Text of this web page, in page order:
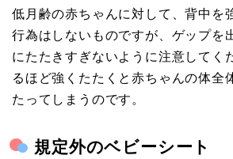
低月齢の赤ちゃんに対して、背中を
行為はしないものですが、ゲップを
にたたきすぎないように注意してく
るほど強くたたくと赤ちゃんの体全
たってしまうのです。
規定外のベビーシート